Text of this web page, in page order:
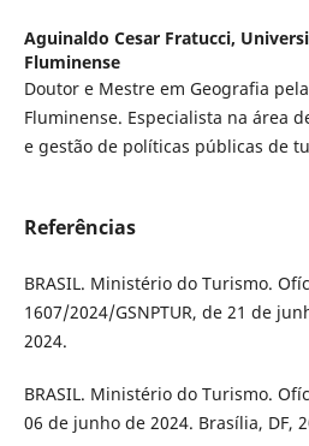
Aguinaldo Cesar Fratucci,
Fluminense
Doutor e Mestre em Geografia
Fluminense. Especialista na área
e gestão de políticas públicas de
Referências
BRASIL. Ministério do Turismo.
1607/2024/GSNPTUR, de 21 de
2024.
BRASIL. Ministério do Turismo.
06 de junho de 2024. Brasília, DF,